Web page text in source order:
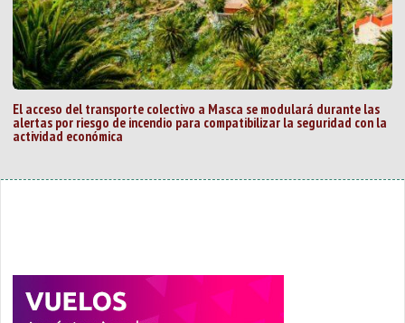
El acceso del transporte colectivo a Masca se modulará durante las
alertas por riesgo de incendio para compatibilizar la seguridad con la
actividad económica